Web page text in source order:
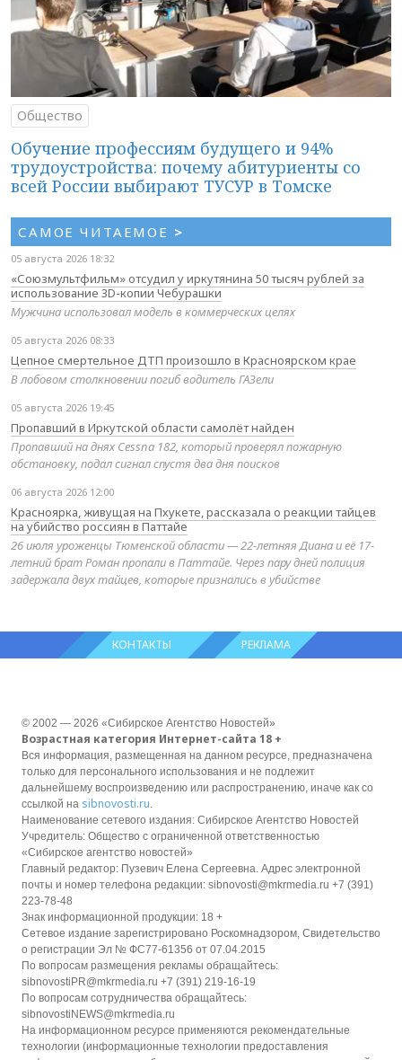
Общество
Обучение профессиям будущего и 94%
трудоустройства: почему абитуриенты со
всей России выбирают ТУСУР в Томске
САМОЕ ЧИТАЕМОЕ >
05 августа 2026 18:32
«Союзмультфильм» отсудил у иркутянина 50 тысяч рублей за
использование 3D-копии Чебурашки
Мужчина использовал модель в коммерческих целях
05 августа 2026 08:33
Цепное смертельное ДТП произошло в Красноярском крае
В лобовом столкновении погиб водитель ГАЗели
05 августа 2026 19:45
Пропавший в Иркутской области самолёт найден
Пропавший на днях Cessna 182, который проверял пожарную
обстановку, подал сигнал спустя два дня поисков
06 августа 2026 12:00
Красноярка, живущая на Пхукете, рассказала о реакции тайцев
на убийство россиян в Паттайе
26 июля уроженцы Тюменской области — 22-летняя Диана и её 17-
летний брат Роман пропали в Паттайе. Через пару дней полиция
задержала двух тайцев, которые признались в убийстве
КОНТАКТЫ РЕКЛАМА
© 2002 — 2026 «Сибирское Агентство Новостей»
Возрастная категория Интернет-сайта 18 +
Вся информация, размещенная на данном ресурсе, предназначена
только для персонального использования и не подлежит
дальнейшему воспроизведению или распространению, иначе как со
ссылкой на sibnovosti.ru.
Наименование сетевого издания: Сибирское Агентство Новостей
Учредитель: Общество с ограниченной ответственностью
«Сибирское агентство новостей»
Главный редактор: Пузевич Елена Сергеевна. Адрес электронной
почты и номер телефона редакции: sibnovosti@mkrmedia.ru +7 (391)
223-78-48
Знак информационной продукции: 18 +
Сетевое издание зарегистрировано Роскомнадзором, Свидетельство
о регистрации Эл № ФС77-61356 от 07.04.2015
По вопросам размещения рекламы обращайтесь:
sibnovostiPR@mkrmedia.ru +7 (391) 219-16-19
По вопросам сотрудничества обращайтесь:
sibnovostiNEWS@mkrmedia.ru
На информационном ресурсе применяются рекомендательные
технологии (информационные технологии предоставления